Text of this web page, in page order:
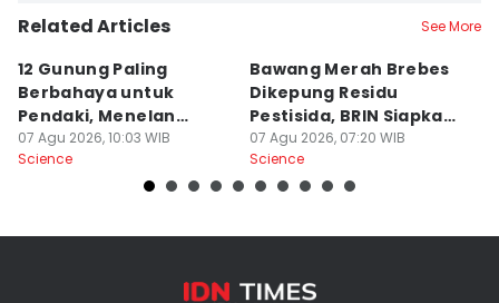
Related Articles See More
12 Gunung Paling
Berbahaya untuk
Pendaki, Menelan
Korban!
07 Agu 2026, 10:03 WIB
Science
Bawang Merah Brebes
Dikepung Residu
Pestisida, BRIN Siapkan
Solusi
07 Agu 2026, 07:20 WIB
Science